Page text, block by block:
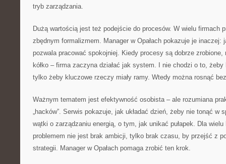
tryb zarządzania.
Dużą wartością jest też podejście do procesów. W wielu firmach
zbędnym formalizmem. Manager w Opałach pokazuje je inaczej:
pozwala pracować spokojniej. Kiedy procesy są dobrze zrobione,
kółko – firma zaczyna działać jak system. I nie chodzi o to,
tylko żeby kluczowe rzeczy miały ramy. Wtedy można rosnąć
Ważnym tematem jest efektywność osobista – ale rozumiana
„hacków”. Serwis pokazuje, jak układać dzień, żeby nie tonąć w
wątki o zarządzaniu energią, o tym, jak unikać pułapek. Dla
problemem nie jest brak ambicji, tylko brak czasu, by przejść z
strategii. Manager w Opałach pomaga zrobić ten krok.